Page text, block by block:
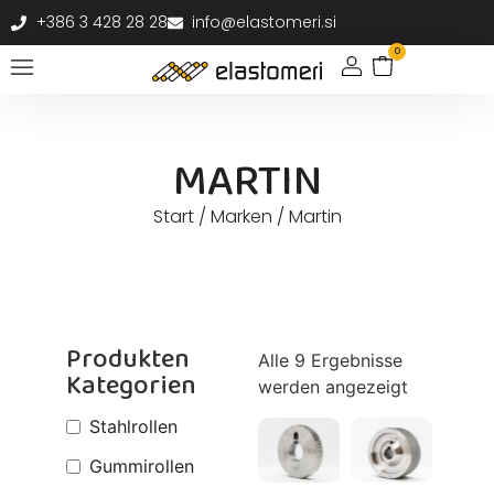
+386 3 428 28 28 info@elastomeri.si
0
MARTIN
Start/ Marken / Martin
Produkten
Kategorien
Stahlrollen
Gummirollen
Alle 9 Ergebnisse
werden angezeigt